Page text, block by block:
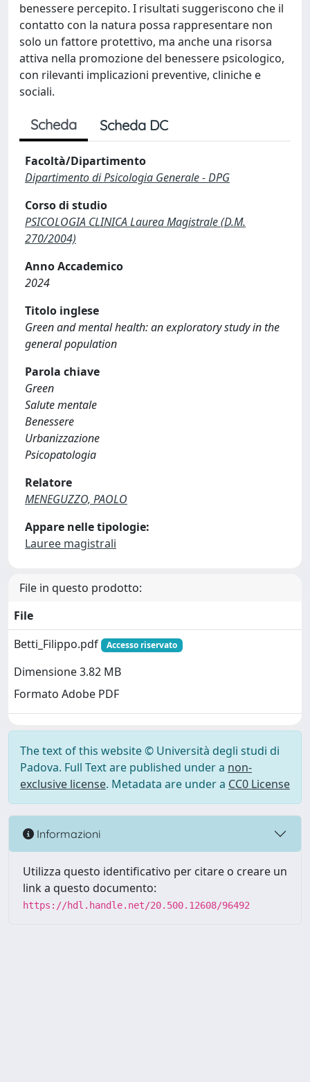
benessere percepito. I risultati suggeriscono che il
contatto con la natura possa rappresentare non
solo un fattore protettivo, ma anche una risorsa
attiva nella promozione del benessere psicologico,
con rilevanti implicazioni preventive, cliniche e
sociali.
Scheda Scheda DC
Facoltà/Dipartimento
Dipartimento di Psicologia Generale - DPG
Corso di studio
PSICOLOGIA CLINICA Laurea Magistrale (D.M.
270/2004)
Anno Accademico
2024
Titolo inglese
Green and mental health: an exploratory study in the
general population
Parola chiave
Green
Salute mentale
Benessere
Urbanizzazione
Psicopatologia
Relatore
MENEGUZZO, PAOLO
Appare nelle tipologie:
Lauree magistrali
File in questo prodotto:
File
Betti_Filippo.pdf
Accesso riservato
Dimensione 3.82 MB
Formato Adobe PDF
The text of this website © Università degli studi di
Padova. Full Text are published under a non-
exclusive license. Metadata are under a CC0 License
Informazioni
Utilizza questo identificativo per citare o creare un
link a questo documento:
https://hdl.handle.net/20.500.12608/96492